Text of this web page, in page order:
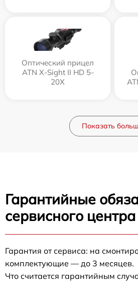
Оптический прицел
ATN X-Sight II HD 5-
20X
Показать
Гарантийные
сервисного
Гарантия от сервиса: на
комплектующие — до 3 месяцев.
Что считается гарантийным